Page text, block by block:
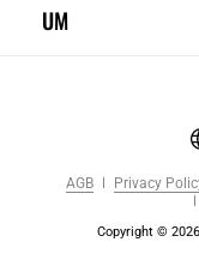
UM
AGB Privacy
Copyright ©